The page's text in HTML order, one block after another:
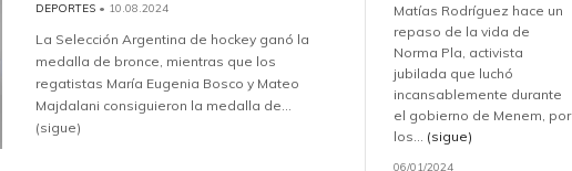
DEPORTES • 10.08.2024
La Selección Argentina de hockey ganó la
medalla de bronce, mientras que los
regatistas María Eugenia Bosco y Mateo
Majdalani consiguieron la medalla de...
(sigue)
Matías Rodríguez hace un
repaso de la vida de
Norma Pla, activista
jubilada que luchó
incansablemente durante
el gobierno de Menem, por
los... (sigue)
06/01/2024